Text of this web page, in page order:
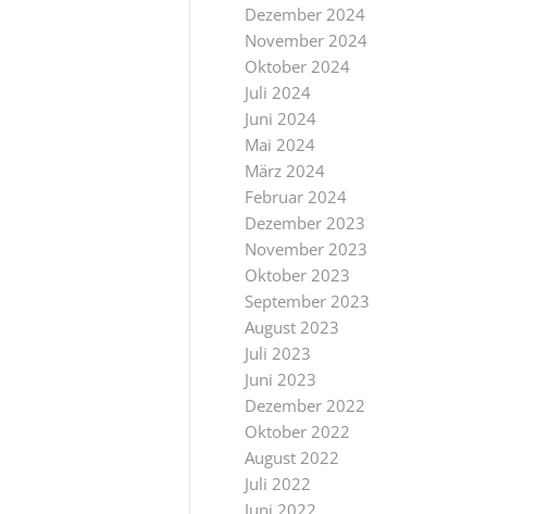
Dezember 2024
November 2024
Oktober 2024
Juli 2024
Juni 2024
Mai 2024
März 2024
Februar 2024
Dezember 2023
November 2023
Oktober 2023
September 2023
August 2023
Juli 2023
Juni 2023
Dezember 2022
Oktober 2022
August 2022
Juli 2022
Juni 2022